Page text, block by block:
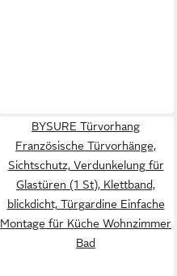
BYSURE Türvorhang
Französische Türvorhänge,
Sichtschutz, Verdunkelung für
Glastüren (1 St), Klettband,
blickdicht, Türgardine Einfache
Montage für Küche Wohnzimmer
Bad